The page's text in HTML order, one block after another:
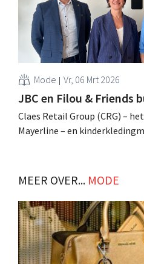
Mode Vr, 06 Mrt 2026
JBC en Filou & Friends
Claes Retail Group (CRG) –
Mayerline – en
MEER OVER... MODE